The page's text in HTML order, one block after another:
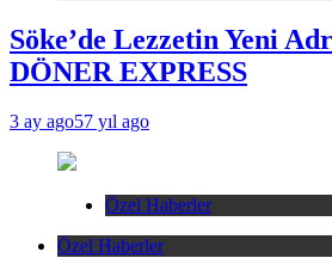
Söke’de Lezzetin Yeni
DÖNER EXPRESS
3 ay ago57 yıl ago
Özel Haberler
Özel Haberler